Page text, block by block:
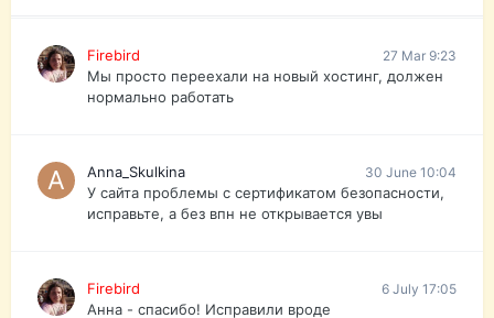
Firebird 27 Mar 9:23
Мы просто переехали на новый хостинг, должен
нормально работать
Anna_Skulkina 30 June 10:04
У сайта проблемы с сертификатом безопасности,
исправьте, а без впн не открывается увы
Firebird 6 July 17:05
Анна - спасибо! Исправили вроде